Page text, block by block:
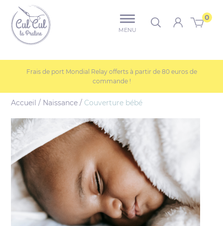
contenu
Culcul-la-praline
MENU Rechercher
0
Frais de port Mondial Relay offerts à partir de 80 euros de
commande !
Accueil / Naissance / Couverture bébé